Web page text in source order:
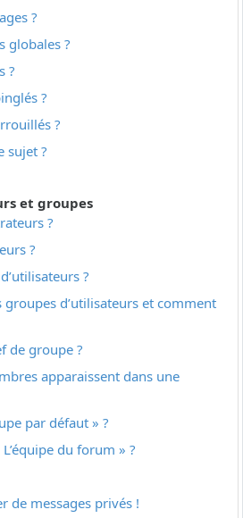
?
globales ?
?
?
?
sujet ?
et groupes
?
?
?
d’utilisateurs et comment
de groupe ?
apparaissent dans une
par défaut » ?
du forum » ?
de messages privés !